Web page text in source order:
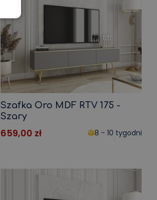
Szafka Oro MDF RTV 175 -
Szary
659,00 zł 8 - 10 tygodni